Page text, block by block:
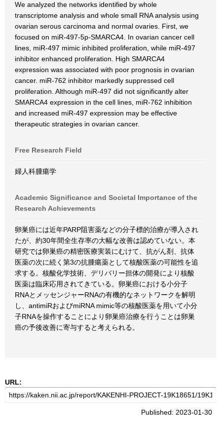
We analyzed the networks identified by whole
transcriptome analysis and whole small RNA analysis using
ovarian serous carcinoma and normal ovaries. First, we
focused on miR-497-5p-SMARCA4. In ovarian cancer cell
lines, miR-497 mimic inhibited proliferation, while miR-497
inhibitor enhanced proliferation. High SMARCA4
expression was associated with poor prognosis in ovarian
cancer. miR-762 inhibitor markedly suppressed cell
proliferation. Although miR-497 did not significantly alter
SMARCA4 expression in the cell lines, miR-762 inhibition
and increased miR-497 expression may be effective
therapeutic strategies in ovarian cancer.
Free Research Field
婦人科腫瘍学
Academic Significance and Societal Importance of the
Research Achievements
卵巣癌には近年PARP阻害薬などの分子標的治療が導入され
たが、約30年間全生存率の大幅な改善は認めていない。本
研究では卵巣癌の精密医療実装にむけて、抗がん剤、抗体
医薬の次に続く第3の抗腫瘍薬として核酸医薬の可能性を追
求する。核酸化学技術、デリバリー担体の開発により核酸
医薬は臨床応用されてきている。卵巣癌における小分子
RNAとメッセンジャーRNAの有機的なネットワークを解明
し、antimiRおよびmiRNA mimic等の核酸医薬を用いて小分
子RNAを操作することにより卵巣癌治療を行うことは卵巣
癌の予後改善に寄与すると考えられる。
URL:
Published: 2023-01-30